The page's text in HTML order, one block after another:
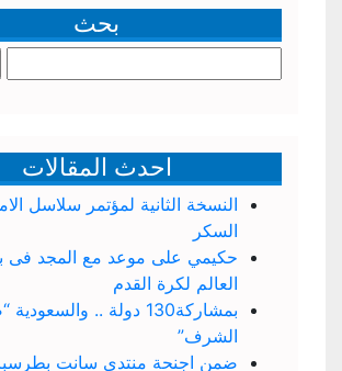
بحث
عن:
احدث المقالات
النسخة الثانية لمؤتمر سلاسل
السكر
حكيمي على موعد مع المجد فى
العالم لكرة القدم
بمشاركة130 دولة ..
الشرف”
ضمن اجنحة منتدى سانت